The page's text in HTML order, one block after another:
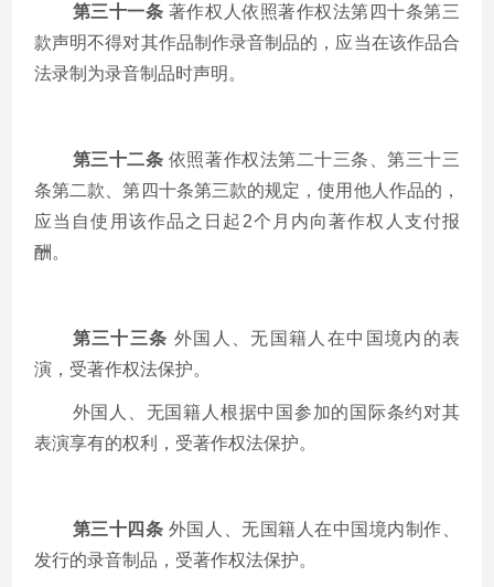
第三十一条 著作权人依照著作权法第四十条第三
款声明不得对其作品制作录音制品的，应当在该作品合
法录制为录音制品时声明。
第三十二条 依照著作权法第二十三条、第三十三
条第二款、第四十条第三款的规定，使用他人作品的，
应当自使用该作品之日起 2个月内向著作权人支付报
酬。
第三十三条 外国人、无国籍人在中国境内的表
演，受著作权法保护。
外国人、无国籍人根据中国参加的国际条约对其
表演享有的权利，受著作权法保护。
第三十四条 外国人、无国籍人在中国境内制作、
发行的录音制品，受著作权法保护。